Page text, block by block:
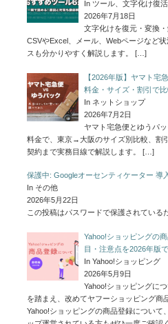
In ツール、文字化け復活
2026年7月18日
文字化けを復元・変換
CSVやExcel、メール、Webページなど
スも分かりやすく解説します。
[…]
【2026年版】ヤマト宅
料金・サイズ・割引で比
In ネットショップ
2026年7月2日
ヤマト宅急便とゆうパ
料金で、東京→大阪のサイズ別比較、割
契約まで実務目線で解説します。
[…]
保護中: Googleオーセンティケーター 導
In その他
2026年5月22日
この投稿はパスワードで保護されている
Yahoo!ショッピングの
目・注意点を2026年版
In Yahoo!ショッピング
2026年5月9日
Yahoo!ショッピングに
を踏まえ、改めてヤフーショッピング商
Yahoo!ショッピングの商品登録について